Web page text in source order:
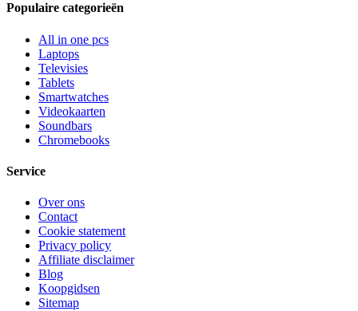
Populaire categorieën
All in one pcs
Laptops
Televisies
Tablets
Smartwatches
Videokaarten
Soundbars
Chromebooks
Service
Over ons
Contact
Cookie statement
Privacy policy
Affiliate disclaimer
Blog
Koopgidsen
Sitemap